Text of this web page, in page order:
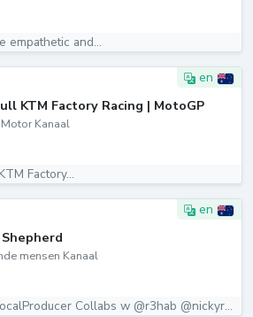
empathetic and...
en
KTM Factory Racing | MotoGP
Kanaal
Factory...
en
mensen Kanaal
Artist. #Songwriter. #VocalProducer Collabs w @r3hab @nickyromero...